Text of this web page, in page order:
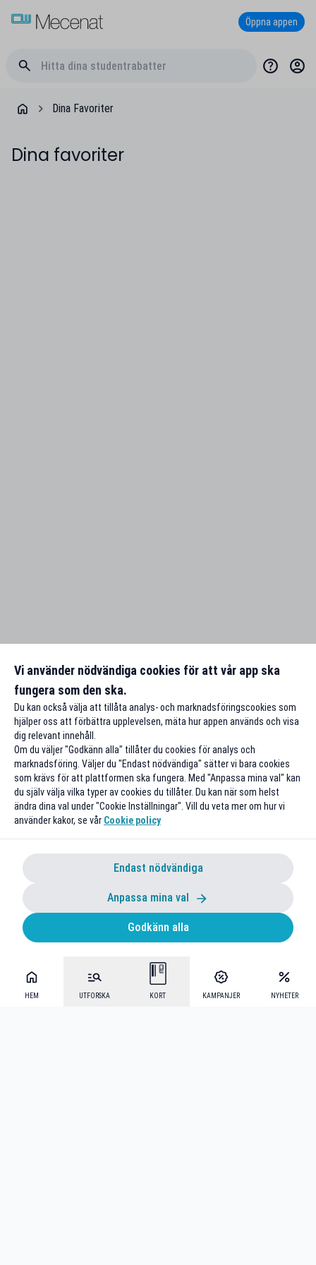
HEM UTFORSKA KORT KAMPANJER NYHETER
Öppna appen
Dina Favoriter
Dina favoriter
Vi använder nödvändiga cookies för att vår app ska
fungera som den ska.
Du kan också välja att tillåta analys- och marknadsföringscookies som
hjälper oss att förbättra upplevelsen, mäta hur appen används och visa
dig relevant innehåll.
Om du väljer "Godkänn alla" tillåter du cookies för analys och
marknadsföring. Väljer du "Endast nödvändiga" sätter vi bara cookies
som krävs för att plattformen ska fungera. Med "Anpassa mina val" kan
du själv välja vilka typer av cookies du tillåter. Du kan när som helst
ändra dina val under "Cookie Inställningar". Vill du veta mer om hur vi
använder kakor, se vår Cookie policy
Endast nödvändiga
Anpassa mina val
Godkänn alla